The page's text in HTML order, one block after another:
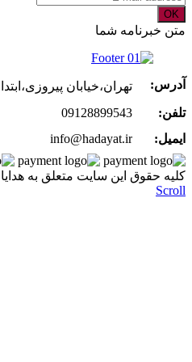
OK
متن خبرنامه شما
آدرس:
تهران،خیابان
تلفن:
09128899543
ایمیل:
info@hadayat.ir
کليه حقوق اين سايت متعلق به
Scroll